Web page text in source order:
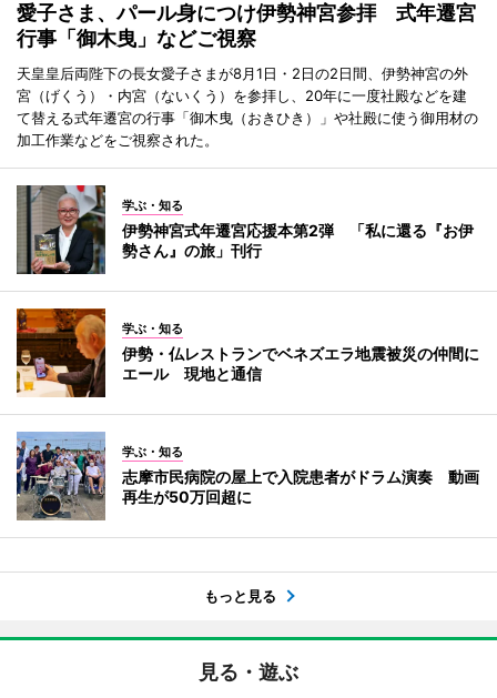
愛子さま、パール身につけ伊勢神宮参拝 式年遷宮
行事「御木曳」などご視察
天皇皇后両陛下の長女愛子さまが8月1日・2日の2日間、伊勢神宮の外
宮（げくう）・内宮（ないくう）を参拝し、20年に一度社殿などを建
て替える式年遷宮の行事「御木曳（おきひき）」や社殿に使う御用材の
加工作業などをご視察された。
学ぶ・知る
伊勢神宮式年遷宮応援本第2弾 「私に還る『お伊
勢さん』の旅」刊行
学ぶ・知る
伊勢・仏レストランでベネズエラ地震被災の仲間に
エール 現地と通信
学ぶ・知る
志摩市民病院の屋上で入院患者がドラム演奏 動画
再生が50万回超に
もっと見る
見る・遊ぶ